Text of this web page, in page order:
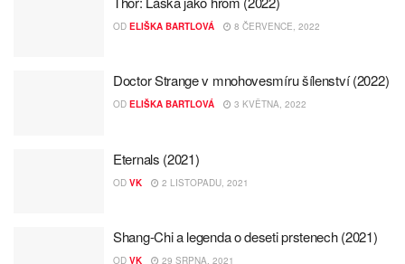
OD ELIŠKA BARTLOVÁ 8 ČERVENCE, 2022
Doctor Strange v mnohovesmíru šílenství (2022)
OD ELIŠKA BARTLOVÁ 3 KVĚTNA, 2022
Eternals (2021)
OD VK 2 LISTOPADU, 2021
Shang-Chi a legenda o deseti prstenech (2021)
OD VK 29 SRPNA, 2021